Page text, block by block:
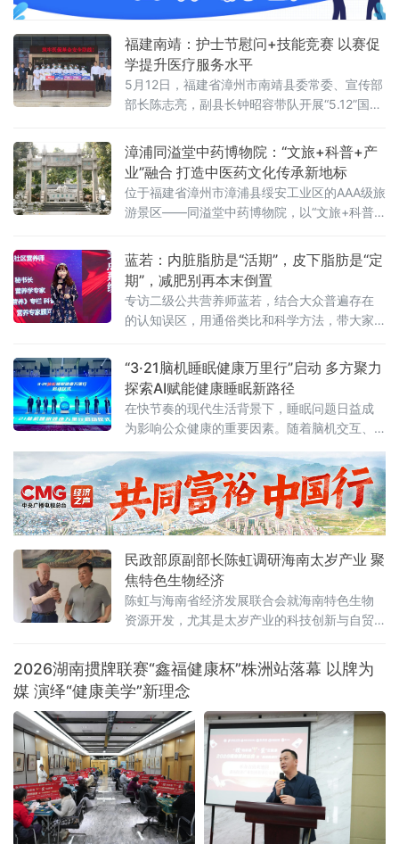
与森林旅居，构建“咖啡文化+民族美学+中医康
养+生态旅居”四位一体的产业新生态，打造沪
滇协作、跨界赋能的康养文旅示范样板。弥勒
可邑小
福建南靖：护士节慰问+技能竞赛 以赛促
学提升医疗服务水平
5月12日，福建省漳州市南靖县委常委、宣传部
部长陈志亮，副县长钟昭容带队开展“5.12”国际
节日的问候。在山城社区卫生服务中心、县中
医院、县总医院，县领导与护理人员亲切交
谈，对大家长期以来在平凡岗位上无私奉献、
恪尽职守表示衷心感谢。南靖县领导勉励大家
继续弘扬南丁格尔精神，坚守医者初心，精进
漳浦同溢堂中药博物院：“文旅+科普+产
业”融合 打造中医药文化传承新地标
位于福建省漳州市漳浦县绥安工业区的AAA级旅
游景区——同溢堂中药博物院，以“文旅+科普
传承与体验的新地标。园区将中医药文化与园
林景观、观光体验深度融合，成为传播中医药
文化、展示非遗技艺的重要窗口。走进同溢堂
中药博物院，首先映入眼帘的是中医药文化园
林。这里以千年重阳古树林为基，巧妙布局妙
蓝若：内脏脂肪是“活期”，皮下脂肪是“定
期”，减肥别再本末倒置
专访二级公共营养师蓝若，结合大众普遍存在
的认知误区，用通俗类比和科学方法，带大家
“3·21脑机睡眠健康万里行”启动 多方聚力
探索AI赋能健康睡眠新路径
在快节奏的现代生活背景下，睡眠问题日益成
为影响公众健康的重要因素。随着脑机交互、
睡眠质量提供全新路径。3月21日，第26个世界
睡眠日之际，“3·21脑机睡眠健康万里行”活动在
福建厦门正式启动，来自政产学研医等多领域
代表齐聚一堂，共话脑机技术赋能健康睡眠的
脑机赋能”为主题，
民政部原副部长陈虹调研海南太岁产业 聚
焦特色生物经济
陈虹与海南省经济发展联合会就海南特色生物
资源开发，尤其是太岁产业的科技创新与自贸
种古老而神秘的生物，其培育难度极高。太岁
研发基地（海南）股
2026湖南掼牌联赛“鑫福健康杯”株洲站落幕 以牌为
媒 演绎“健康美学”新理念